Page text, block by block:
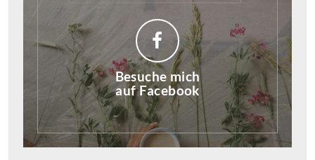
Besuche mich
auf Facebook